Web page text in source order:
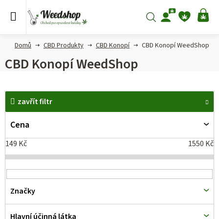
Hledat
Domů CBD Produkty CBD Konopí CBD Konopí WeedShop
CBD Konopí WeedShop
zavřít filtr
Cena
149 Kč 1550 Kč
Značky
Hlavní účinná látka
V
p
i
s
p
r
o
d